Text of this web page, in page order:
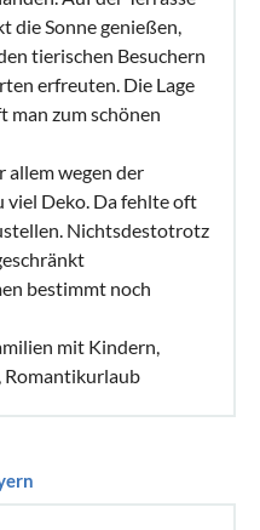
die Sonne genießen,
tierischen Besuchern
erfreuten. Die Lage
zum schönen
allem wegen der
viel Deko. Da fehlte oft
Nichtsdestotrotz
bestimmt noch
mit Kindern,
Romantikurlaub